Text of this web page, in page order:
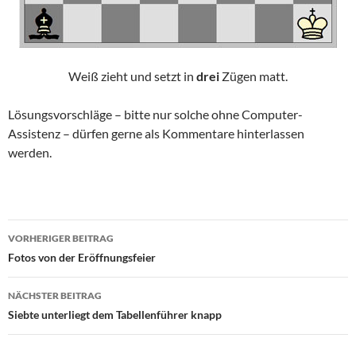
Weiß zieht und setzt in drei Zügen matt.
Lösungsvorschläge – bitte nur solche ohne Computer-
Assistenz – dürfen gerne als Kommentare hinterlassen
werden.
Beitragsnavigation
VORHERIGER BEITRAG
Fotos von der Eröffnungsfeier
NÄCHSTER BEITRAG
Siebte unterliegt dem Tabellenführer knapp